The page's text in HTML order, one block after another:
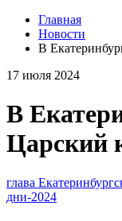
Главная
Новости
В
17 июля 2024
В
Царский
глава
дни-2024